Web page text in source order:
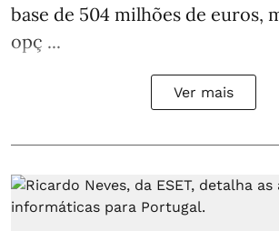
base de 504 milhões de euros,
opç ...
Ver mais